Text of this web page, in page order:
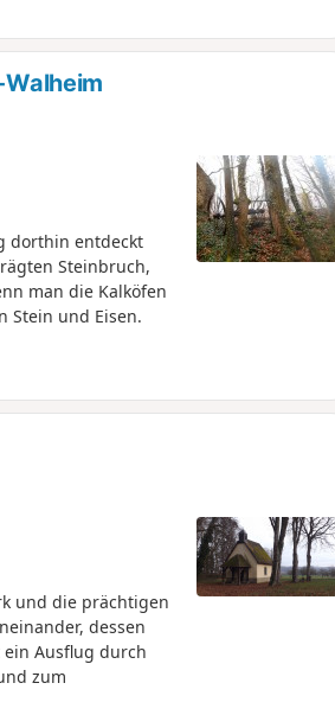
dorthin entdeckt
Steinbruch,
man die Kalköfen
Stein und Eisen.
und die prächtigen
dessen
Ausflug durch
zum